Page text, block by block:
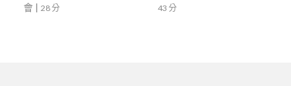
會 | 28 分 43 分